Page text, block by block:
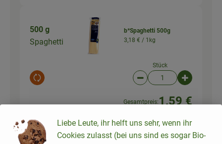
500 g
Spaghetti
Auswahl ändern
b*Spaghetti 500g
3,18 € / 1kg
Stück
Artikelanzahl
Gesamtpreis:1,59 €
50 g
Kirschtomaten
Liebe Leute, ihr helft uns sehr, wenn ihr
Cookies zulasst (bei uns sind es sogar Bio-